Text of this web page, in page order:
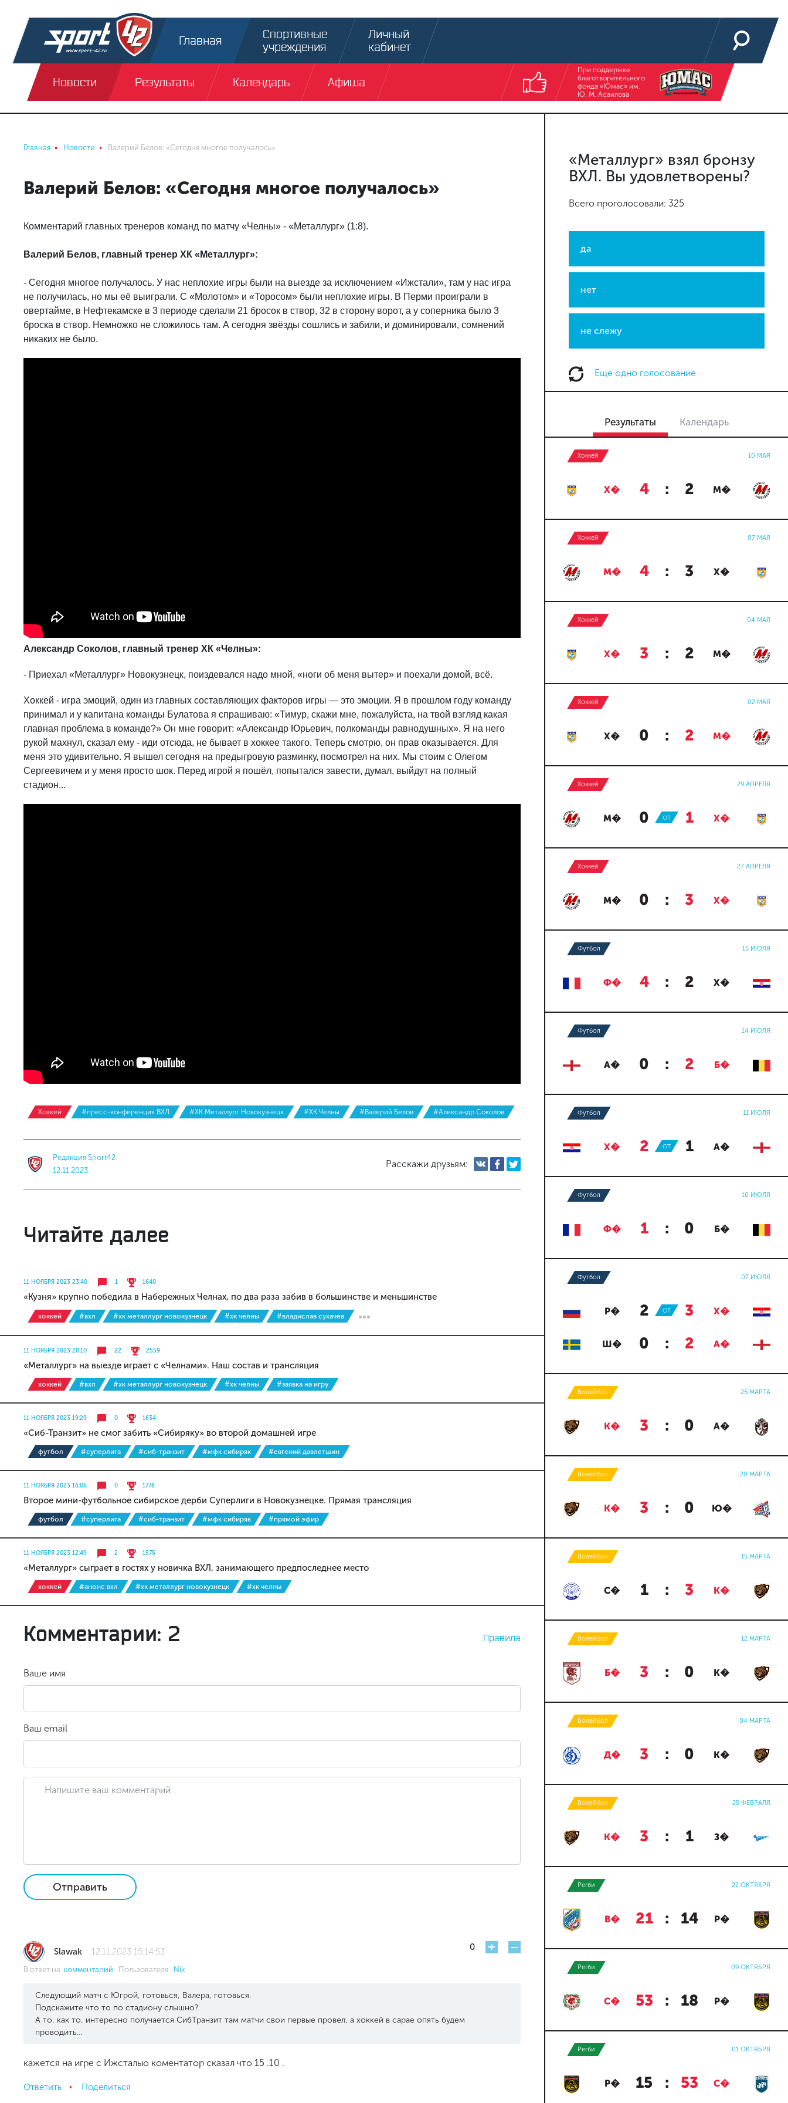
Главная
Спортивные
учреждения
Личный
кабинет
Новости Результаты Календарь Афиша
При поддержке
благотворительного
фонда «Юмас» им.
Ю. М. Асаилова
Главная Новости Валерий Белов: «Сегодня многое получалось»
Валерий Белов: «Сегодня многое получалось»
Комментарий главных тренеров команд по матчу «Челны» - «Металлург» (1:8).
Валерий Белов, главный тренер ХК «Металлург»:
- Сегодня многое получалось. У нас неплохие игры были на выезде за исключением «Ижстали», там у нас игра
не получилась, но мы её выиграли. С «Молотом» и «Торосом» были неплохие игры. В Перми проиграли в
овертайме, в Нефтекамске в 3 периоде сделали 21 бросок в створ, 32 в сторону ворот, а у соперника было 3
броска в створ. Немножко не сложилось там. А сегодня звёзды сошлись и забили, и доминировали, сомнений
никаких не было.
Александр Соколов, главный тренер ХК «Челны»:
- Приехал «Металлург» Новокузнецк, поиздевался надо мной, «ноги об меня вытер» и поехали домой, всё.
Хоккей - игра эмоций, один из главных составляющих факторов игры — это эмоции. Я в прошлом году команду
принимал и у капитана команды Булатова я спрашиваю: «Тимур, скажи мне, пожалуйста, на твой взгляд какая
главная проблема в команде?» Он мне говорит: «Александр Юрьевич, полкоманды равнодушных». Я на него
рукой махнул, сказал ему - иди отсюда, не бывает в хоккее такого. Теперь смотрю, он прав оказывается. Для
меня это удивительно. Я вышел сегодня на предыгровую разминку, посмотрел на них. Мы стоим с Олегом
Сергеевичем и у меня просто шок. Перед игрой я пошёл, попытался завести, думал, выйдут на полный
стадион...
Хоккей #пресс-конференция ВХЛ #ХК Металлург Новокузнецк #ХК Челны #Валерий Белов #Александр Соколов
Редакция Sport42
12.11.2023
Расскажи друзьям:
Читайте далее
11 НОЯБРЯ 2023 23:40 1 1640
«Кузня» крупно победила в Набережных Челнах, по два раза забив в большинстве и меньшинстве
хоккей #вхл #хк металлург новокузнецк #хк челны #владислав сухачев
11 НОЯБРЯ 2023 20:10 22 2559
«Металлург» на выезде играет с «Челнами». Наш состав и трансляция
хоккей #вхл #хк металлург новокузнецк #хк челны #заявка на игру
11 НОЯБРЯ 2023 19:29 0 1634
«Сиб-Транзит» не смог забить «Сибиряку» во второй домашней игре
футбол #суперлига #сиб-транзит #мфк сибиряк #евгений давлетшин
11 НОЯБРЯ 2023 16:06 0 1778
Второе мини-футбольное сибирское дерби Суперлиги в Новокузнецке. Прямая трансляция
футбол #суперлига #сиб-транзит #мфк сибиряк #прямой эфир
11 НОЯБРЯ 2023 12:49 2 1575
«Металлург» сыграет в гостях у новичка ВХЛ, занимающего предпоследнее место
хоккей #анонс вхл #хк металлург новокузнецк #хк челны
Комментарии: 2 Правила
Ваше имя
Ваш email
Отправить
Slawak 12.11.2023 15:14:53 0 + -
В ответ на комментарий Пользователя Nik
Следующий матч с Югрой, готовься, Валера, готовься.
Подскажите что то по стадиону слышно?
А то, как то, интересно получается СибТранзит там матчи свои первые провел, а хоккей в сарае опять будем
проводить…
кажется на игре с Ижсталью коментатор сказал что 15 .10 .
Ответить Поделиться
«Металлург» взял бронзу
ВХЛ. Вы удовлетворены?
Всего проголосовали: 325
да
нет
не слежу
Еще одно голосование
Результаты Календарь
Хоккей 10 МАЯ
Х� 4 : 2 М�
Хоккей 07 МАЯ
М� 4 : 3 Х�
Хоккей 04 МАЯ
Х� 3 : 2 М�
Хоккей 02 МАЯ
Х� 0 : 2 М�
Хоккей 29 АПРЕЛЯ
М� 0 : 1 Х�
ОТ
Хоккей 27 АПРЕЛЯ
М� 0 : 3 Х�
Футбол 15 ИЮЛЯ
Ф� 4 : 2 Х�
Футбол 14 ИЮЛЯ
А� 0 : 2 Б�
Футбол 11 ИЮЛЯ
Х� 2 : 1 А�
ОТ
Футбол 10 ИЮЛЯ
Ф� 1 : 0 Б�
Футбол 07 ИЮЛЯ
Р� 2 : 3 Х�
ОТ
Ш� 0 : 2 А�
Волейбол 25 МАРТА
К� 3 : 0 А�
Волейбол 20 МАРТА
К� 3 : 0 Ю�
Волейбол 15 МАРТА
С� 1 : 3 К�
Волейбол 12 МАРТА
Б� 3 : 0 К�
Волейбол 04 МАРТА
Д� 3 : 0 К�
Волейбол 25 ФЕВРАЛЯ
К� 3 : 1 З�
Регби 22 ОКТЯБРЯ
В� 21 : 14 Р�
Регби 09 ОКТЯБРЯ
С� 53 : 18 Р�
Регби 01 ОКТЯБРЯ
Р� 15 : 53 С�